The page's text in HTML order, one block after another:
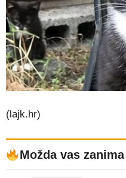
(lajk.hr)
Možda vas